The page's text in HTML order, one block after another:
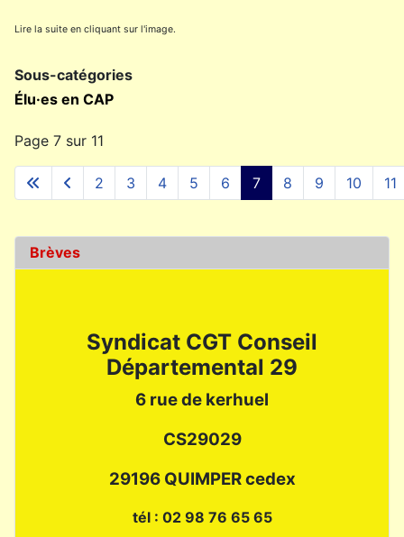
Lire la suite en cliquant sur l'image.
Sous-catégories
Élu·es en CAP
Page 7 sur 11
2 3 4 5 6 7 8 9 10 11
Brèves
Syndicat CGT Conseil
Départemental 29
6 rue de kerhuel
CS29029
29196 QUIMPER cedex
tél : 02 98 76 65 65